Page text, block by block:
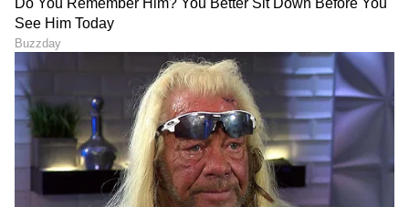
Image Credit :Instagram
ಒಟ್ಟಿನಲ್ಲಿ, ರಾಧಿಕಾ ಪಂಡಿತ್ ಅವರು ಹಂಚಿಕೊಂಡಿರುವ ಈ
'ಮದರ್ಸ್ ಡೇ' ಸ್ಪೆಷಲ್ ಪೋಸ್ಟ್, ಕೇವಲ ಫೋಟೋಗಳಲ್ಲ,
ಅದೊಂದು ಭಾವನೆಗಳ ಸಾಗರ ಎನ್ನುವುದರಲ್ಲಿ ಎರಡು
ಮಾತಿಲ್ಲ!